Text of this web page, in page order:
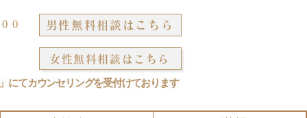
男性無料相談はこちら
女性無料相談はこちら
にてカウンセリングを受付けております